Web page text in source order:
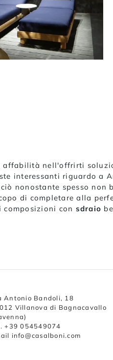
affabilità nell'offrirti
interessanti riguardo
nonostante spesso non
di completare alla
composizioni con sdraio
Antonio Bandoli, 18
Villanova di Bagnacavallo
+39 054549074
info@casalboni.com